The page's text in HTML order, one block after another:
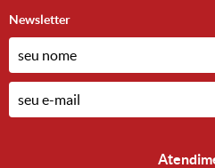
Newsletter